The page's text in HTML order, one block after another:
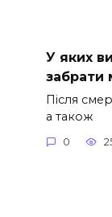
У яких
забрати
Після
а також
0